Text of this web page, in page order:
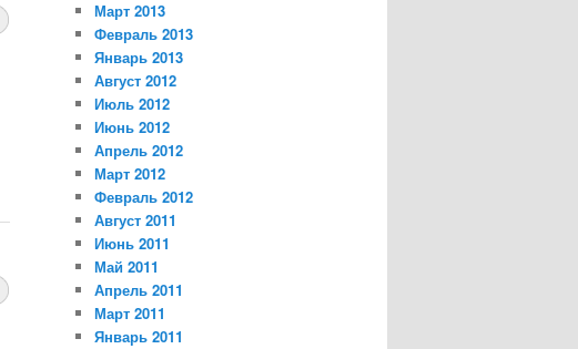
Март 2013
Февраль 2013
Январь 2013
Август 2012
Июль 2012
Июнь 2012
Апрель 2012
Март 2012
Февраль 2012
Август 2011
Июнь 2011
Май 2011
Апрель 2011
Март 2011
Январь 2011